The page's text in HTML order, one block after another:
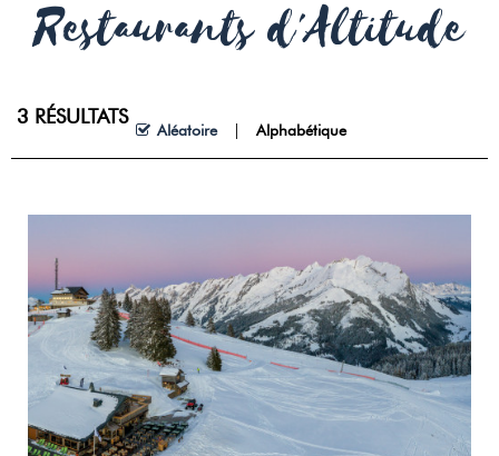
Restaurants d'Altitude
3 RÉSULTATS
Aléatoire Alphabétique